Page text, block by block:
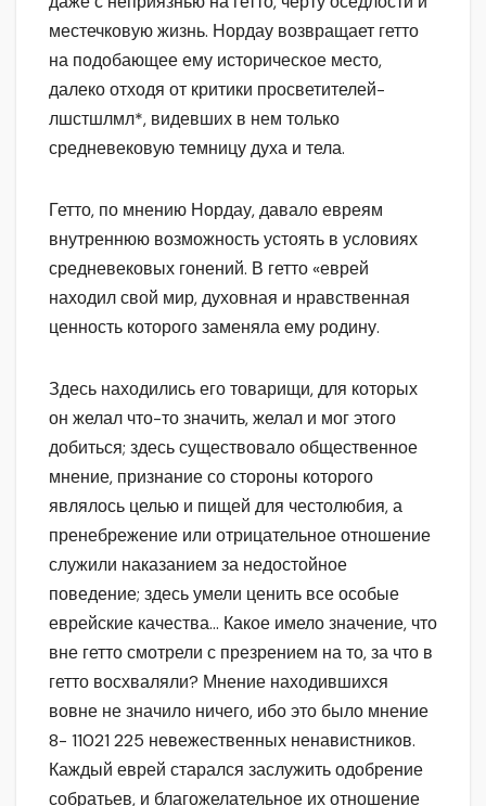
местечковую жизнь. Нордау возвращает гетто
на подобающее ему историческое место,
далеко отходя от критики просветителей-
лшстшлмл*, видевших в нем только
средневековую темницу духа и тела.
Гетто, по мнению Нордау, давало евреям
внутреннюю возможность устоять в условиях
средневековых гонений. В гетто «еврей
находил свой мир, духовная и нравственная
ценность которого заменяла ему родину.
Здесь находились его товарищи, для которых
он желал что-то значить, желал и мог этого
добиться; здесь существовало общественное
мнение, признание со стороны которого
являлось целью и пищей для честолюбия, а
пренебрежение или отрицательное отношение
служили наказанием за недостойное
поведение; здесь умели ценить все особые
еврейские качества… Какое имело значение, что
вне гетто смотрели с презрением на то, за что в
гетто восхваляли? Мнение находившихся
вовне не значило ничего, ибо это было мнение
8- 11021 225 невежественных ненавистников.
Каждый еврей старался заслужить одобрение
собратьев, и благожелательное их отношение